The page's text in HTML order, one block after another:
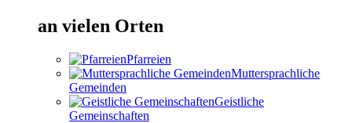
an vielen Orten
Pfarreien
Muttersprachliche
Gemeinden
Geistliche
Gemeinschaften